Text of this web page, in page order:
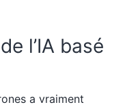
l’IA basé
a vraiment